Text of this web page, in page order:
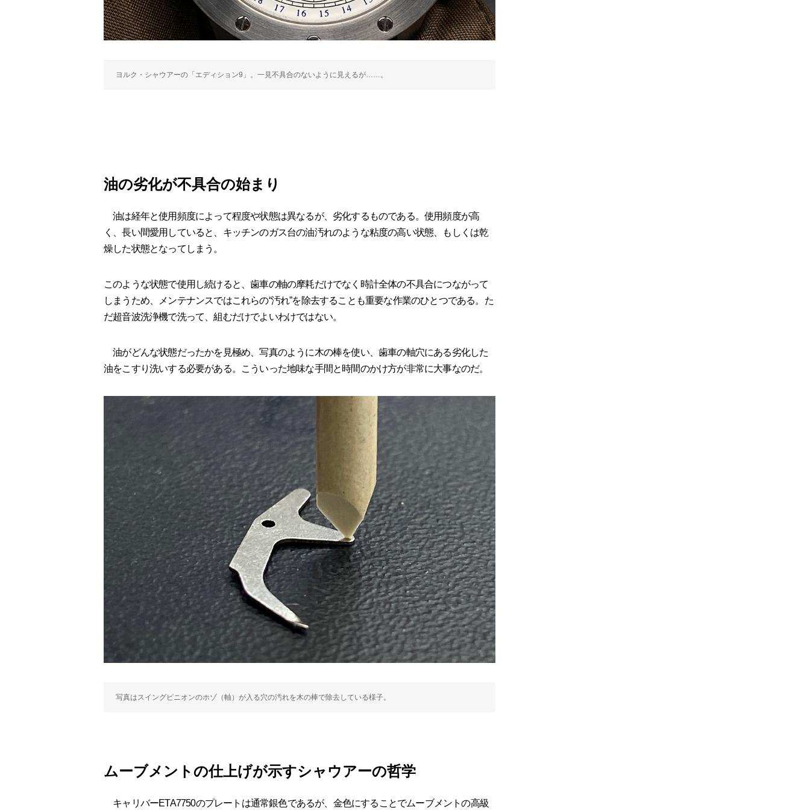
ヨルク・シャウアーの「エディション9」。一見不具合のないように見えるが……。
油の劣化が不具合の始まり
油は経年と使用頻度によって程度や状態は異なるが、劣化するものである。使用頻度が高
く、長い間愛用していると、キッチンのガス台の油汚れのような粘度の高い状態、もしくは乾
燥した状態となってしまう。
このような状態で使用し続けると、歯車の軸の摩耗だけでなく時計全体の不具合につながって
しまうため、メンテナンスではこれらの“汚れ”を除去することも重要な作業のひとつである。た
だ超音波洗浄機で洗って、組むだけでよいわけではない。
油がどんな状態だったかを見極め、写真のように木の棒を使い、歯車の軸穴にある劣化した
油をこすり洗いする必要がある。こういった地味な手間と時間のかけ方が非常に大事なのだ。
写真はスイングピニオンのホゾ（軸）が入る穴の汚れを木の棒で除去している様子。
ムーブメントの仕上げが示すシャウアーの哲学
キャリバーETA7750のプレートは通常銀色であるが、金色にすることでムーブメントの高級